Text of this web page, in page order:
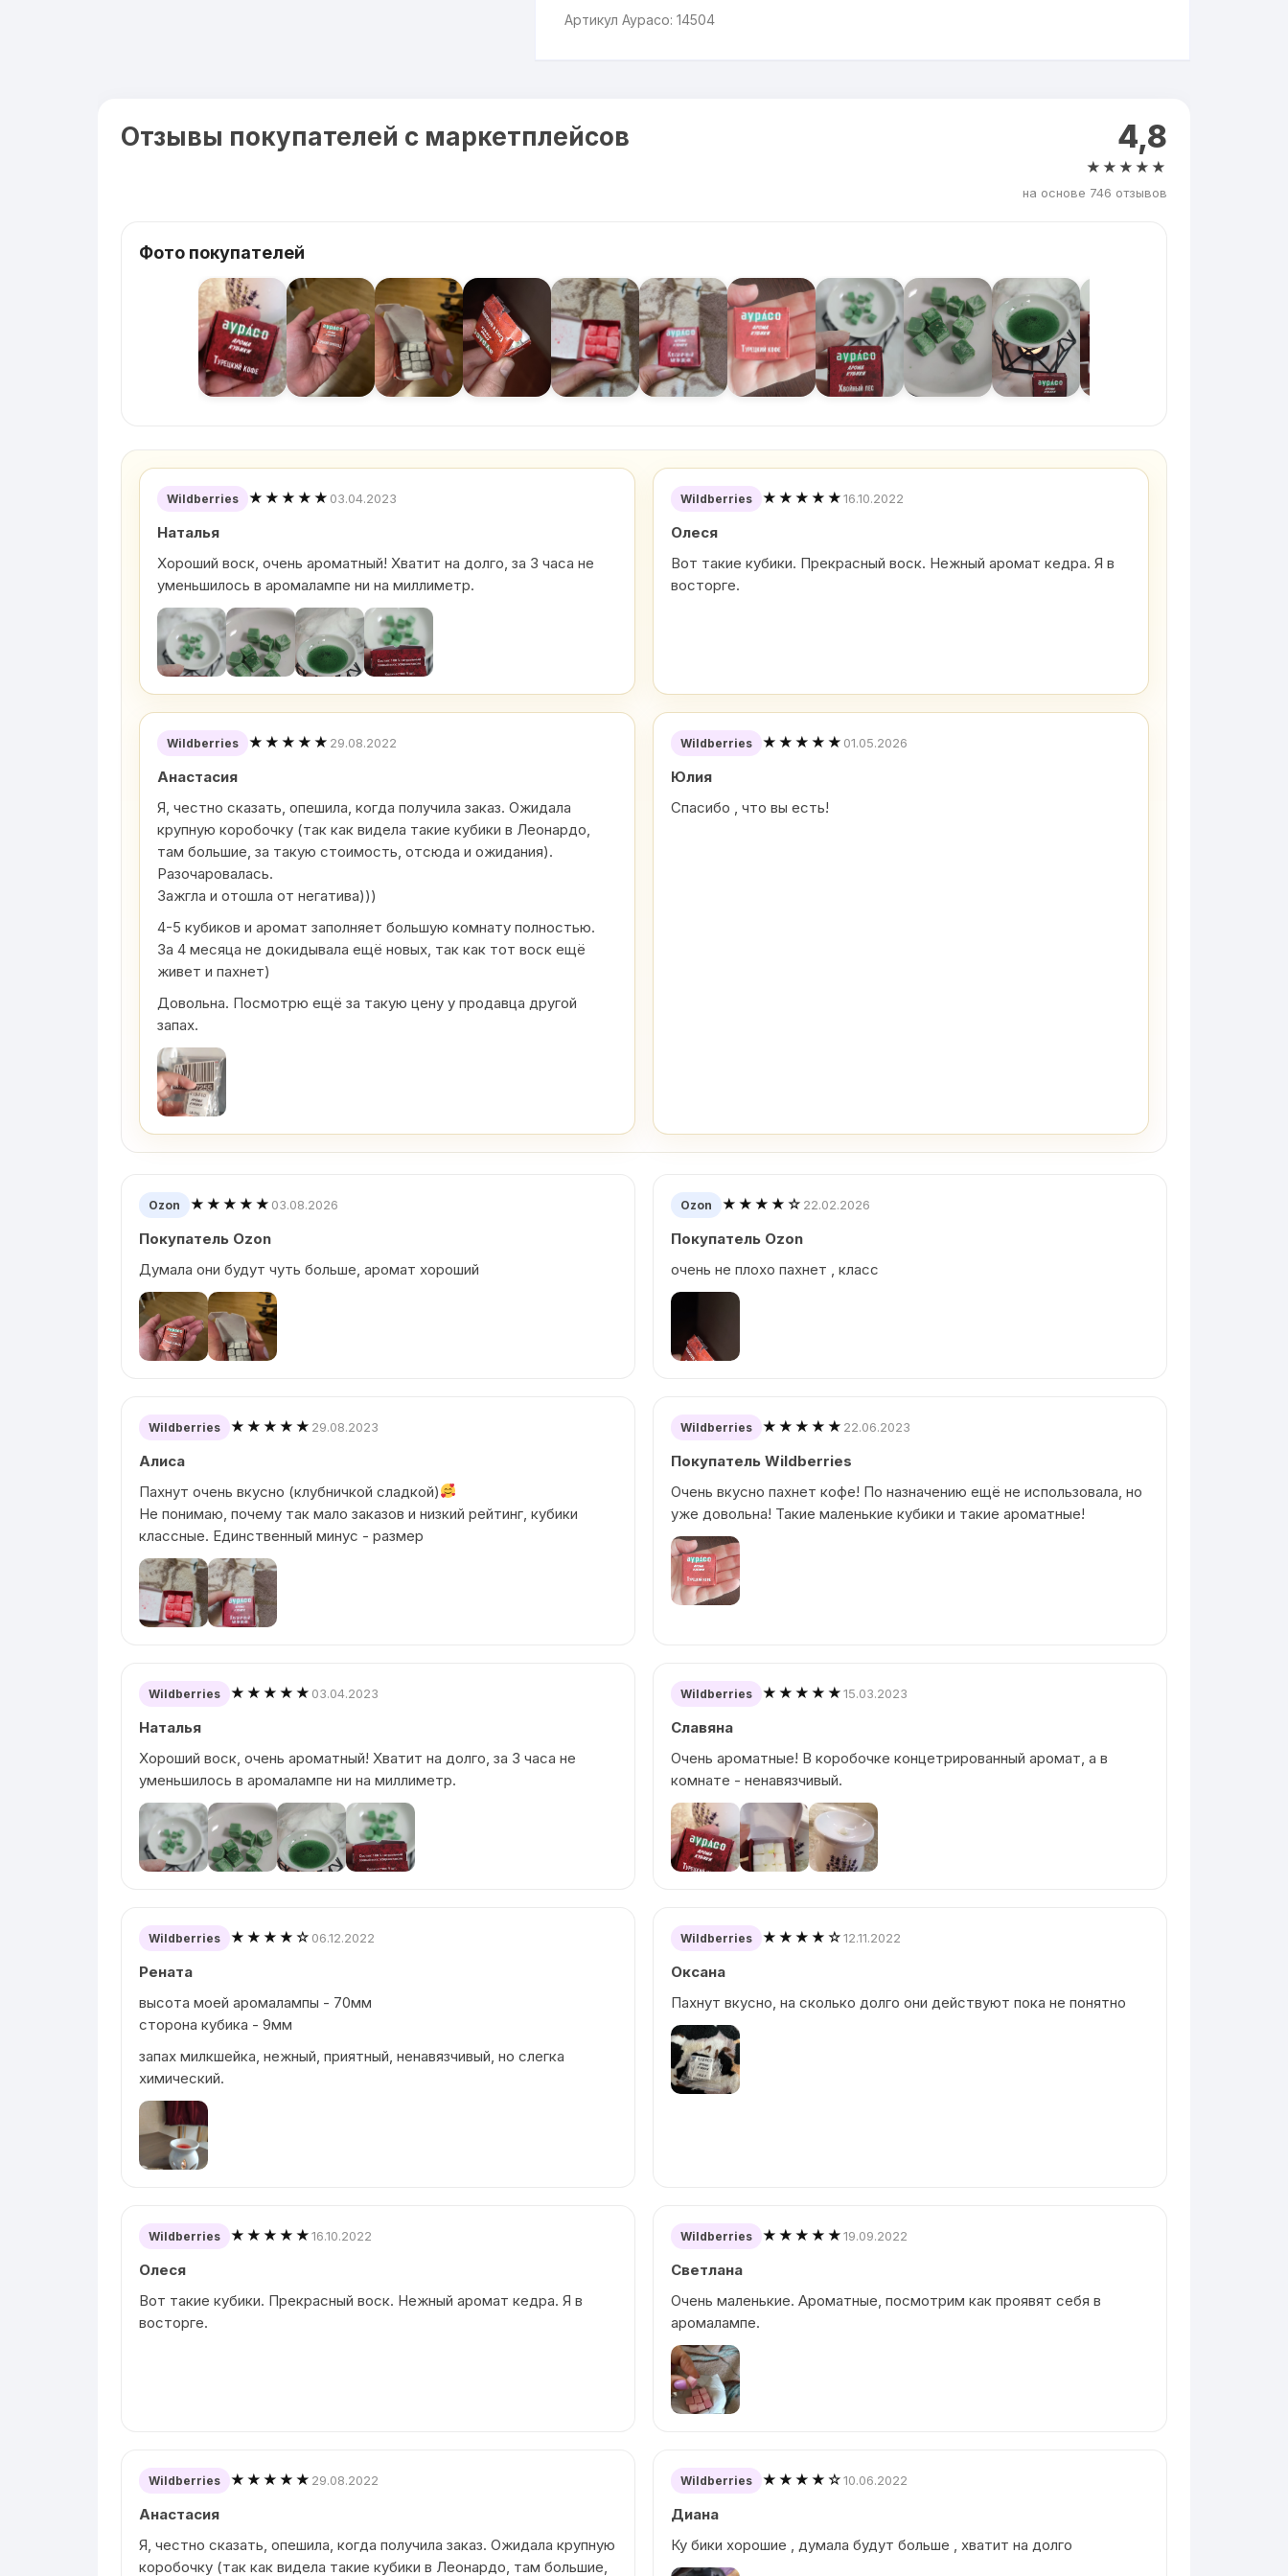
Артикул Аурасо: 14504
Отзывы покупателей с маркетплейсов 4,8
★★★★★
на основе 746 отзывов
Фото покупателей
Wildberries ★★★★★ 03.04.2023
Наталья
Хороший воск, очень ароматный! Хватит на долго, за 3 часа не
уменьшилось в аромалампе ни на миллиметр.
Wildberries ★★★★★16.10.2022
Олеся
Вот такие кубики. Прекрасный воск. Нежный аромат кедра. Я в
восторге.
Wildberries ★★★★★ 29.08.2022
Анастасия
Я, честно сказать, опешила, когда получила заказ. Ожидала
крупную коробочку (так как видела такие кубики в Леонардо,
там большие, за такую стоимость, отсюда и ожидания).
Разочаровалась.
Зажгла и отошла от негатива)))
4-5 кубиков и аромат заполняет большую комнату полностью.
За 4 месяца не докидывала ещё новых, так как тот воск ещё
живет и пахнет)
Довольна. Посмотрю ещё за такую цену у продавца другой
запах.
Wildberries ★★★★★ 01.05.2026
Юлия
Спасибо , что вы есть!
Ozon ★★★★★ 03.08.2026
Покупатель Ozon
Думала они будут чуть больше, аромат хороший
Ozon ★★★★☆ 22.02.2026
Покупатель Ozon
очень не плохо пахнет , класс
Wildberries ★★★★★ 29.08.2023
Алиса
Пахнут очень вкусно (клубничкой сладкой)
Не понимаю, почему так мало заказов и низкий рейтинг, кубики
классные. Единственный минус - размер
Wildberries ★★★★★ 22.06.2023
Покупатель Wildberries
Очень вкусно пахнет кофе! По назначению ещё не использовала, но
уже довольна! Такие маленькие кубики и такие ароматные!
Wildberries ★★★★★ 03.04.2023
Наталья
Хороший воск, очень ароматный! Хватит на долго, за 3 часа не
уменьшилось в аромалампе ни на миллиметр.
Wildberries ★★★★★15.03.2023
Славяна
Очень ароматные! В коробочке концетрированный аромат, а в
комнате - ненавязчивый.
Wildberries ★★★★☆ 06.12.2022
Рената
высота моей аромалампы - 70мм
сторона кубика - 9мм
запах милкшейка, нежный, приятный, ненавязчивый, но слегка
химический.
Wildberries ★★★★☆12.11.2022
Оксана
Пахнут вкусно, на сколько долго они действуют пока не понятно
Wildberries ★★★★★16.10.2022
Олеся
Вот такие кубики. Прекрасный воск. Нежный аромат кедра. Я в
восторге.
Wildberries ★★★★★19.09.2022
Светлана
Очень маленькие. Ароматные, посмотрим как проявят себя в
аромалампе.
Wildberries ★★★★★ 29.08.2022
Анастасия
Я, честно сказать, опешила, когда получила заказ. Ожидала крупную
коробочку (так как видела такие кубики в Леонардо, там большие,
Wildberries ★★★★☆10.06.2022
Диана
Ку бики хорошие , думала будут больше , хватит на долго